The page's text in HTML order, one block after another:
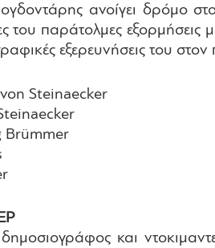
ανοίγει δρόμο
του παράτολμες εξορμήσεις
εξερευνήσεις του στον
Steinaecker
Brümmer
και